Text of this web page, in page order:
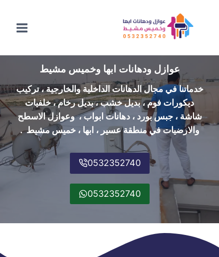
عوازل ودهانات ابها وخميس مشيط
خدماتنا في مجال الدهانات الداخلية والخارجية ، تركيب
ديكورات فوم ، بديل خشب ، بديل رخام ، خلفيات
شاشة ، جبس بورد ، دهانات ابواب ، وعوازل الاسطح
والارضيات في منطقة عسير ، ابها ، خميس مشيط .
0532352740
0532352740